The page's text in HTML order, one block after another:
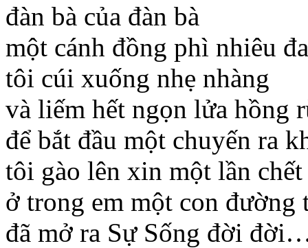
đàn bà của đàn bà
một cánh đồng phì nhiêu
tôi cúi xuống nhẹ nhàng
và liếm hết ngọn lửa hồng
để bắt đầu một chuyến ra
tôi gào lên xin một lần chết
ở trong em một con đường
đã mở ra Sự Sống đời